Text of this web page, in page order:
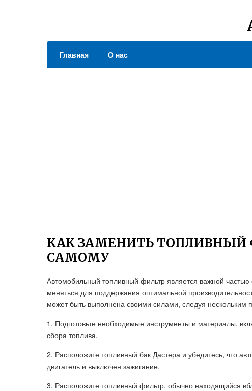
Главная О нас
КАК ЗАМЕНИТЬ ТОПЛИВНЫЙ
САМОМУ
Автомобильный топливный фильтр является важной
меняться для поддержания оптимальной
может быть выполнена своими силами, следуя нескольким
1. Подготовьте необходимые инструменты и материалы,
сбора топлива.
2. Расположите топливный бак Дастера и убедитесь, что
двигатель и выключен зажигание.
3. Расположите топливный фильтр, обычно находящийся